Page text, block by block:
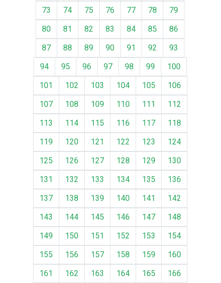
73
74 75 76 77 78
79
80
81 82 83 84 85
86
87
88 89 90 91 92
93
94
95 96 97 98 99
100
101
102 103 104 105
106
107
108 109 110 111
112
113
114 115 116 117
118
119
120 121 122 123
124
125
126 127 128 129
130
131
132 133 134 135
136
137
138 139 140 141
142
143
144 145 146 147
148
149
150 151 152 153
154
155
156 157 158 159
160
161
162 163 164 165
166